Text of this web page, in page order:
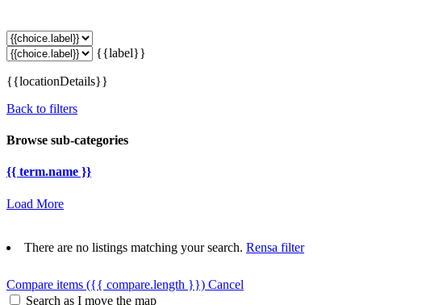
{{label}}
{{locationDetails}}
Back to filters
Browse sub-categories
{{ term.name }}
Load More
There are no listings matching your search. Rensa filter
Compare items ({{ compare.length }}) Cancel
Search as I move the map